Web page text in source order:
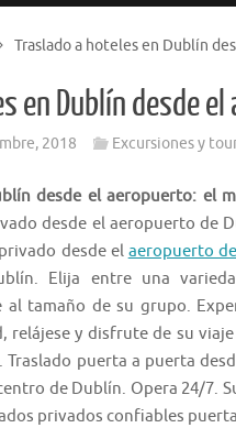
Traslado a hoteles en Dublín
en Dublín desde
2018 Excursiones y
desde el aeropuerto: el
desde el aeropuerto de
desde el aeropuerto
Elija entre una
al tamaño de su grupo.
relájese y disfrute de su
Traslado puerta a puerta
de Dublín. Opera 24/7.
privados confiables